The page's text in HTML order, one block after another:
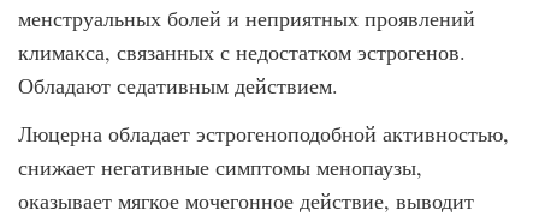
менструальных болей и неприятных проявлений
климакса, связанных с недостатком эстрогенов.
Обладают седативным действием.
Люцерна обладает эстрогеноподобной активностью,
снижает негативные симптомы менопаузы,
оказывает мягкое мочегонное действие, выводит